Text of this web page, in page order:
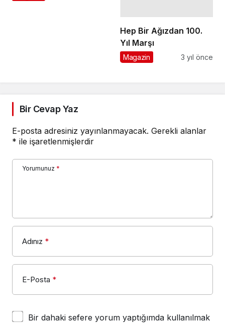
Magazin 3 yıl önce
*
Yorumunuz
E-Posta
Bir dahaki sefere yorum yaptığımda kullanılmak
üzere adımı, e-posta adresimi ve web site
adresimi bu tarayıcıya kaydet.
YORUM GÖNDER